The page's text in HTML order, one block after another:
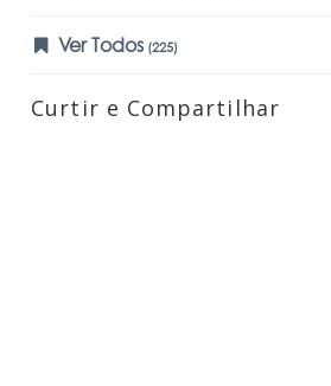
Ver Todos (225)
Curtir e Compartilhar